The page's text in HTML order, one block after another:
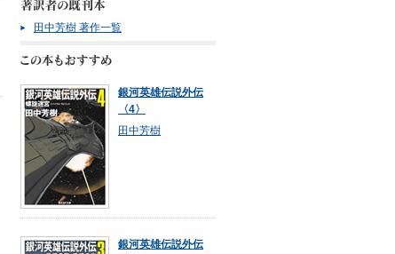
田中芳樹 著作一覧
銀河英雄伝説外伝
〈4〉
田中芳樹
銀河英雄伝説外伝